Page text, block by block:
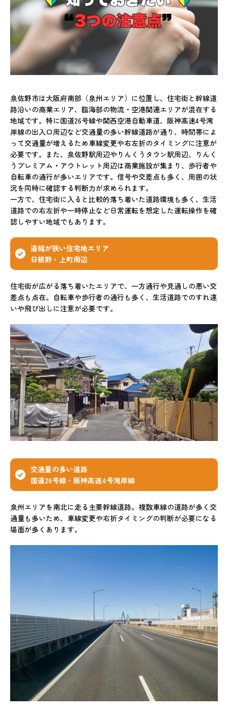
泉佐野市は大阪府南部（泉州エリア）に位置し、住宅街と幹線道
路沿いの商業エリア、臨海部の物流・空港関連エリアが混在する
地域です。特に国道26号線や関西空港自動車道、阪神高速4号湾
岸線の出入口周辺など交通量の多い幹線道路が通り、時間帯によ
って交通量が増えるため車線変更や右左折のタイミングに注意が
必要です。また、泉佐野駅周辺やりんくうタウン駅周辺、りんく
うプレミアム・アウトレット周辺は商業施設が集まり、歩行者や
自転車の通行が多いエリアです。信号や交差点も多く、周囲の状
況を同時に確認する判断力が求められます。
一方で、住宅街に入ると比較的落ち着いた道路環境も多く、生活
道路での右左折や一時停止など日常運転を想定した運転操作を確
認しやすい地域でもあります。
道幅が狭い住宅地エリア
日根野・上町周辺
住宅街が広がる落ち着いたエリアで、一方通行や見通しの悪い交
差点も点在。自転車や歩行者の通行も多く、生活道路でのすれ違
いや飛び出しに注意が必要です。
交通量の多い道路
国道26号線・阪神高速4号湾岸線
泉州エリアを南北に走る主要幹線道路。複数車線の道路が多く交
通量も多いため、車線変更や右折タイミングの判断が必要になる
場面が多くあります。